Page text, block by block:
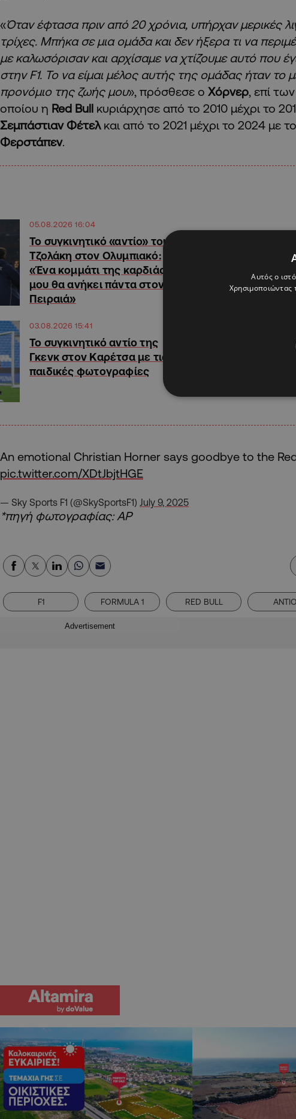
«Όταν έφτασα πριν από 20 χρόνια, υπήρχαν μερικές
τρίχες. Μπήκα σε μια ομάδα και δεν ήξερα τι να
με καλωσόρισαν και αρχίσαμε να χτίζουμε αυτό που
στην F1. Το να είμαι μέλος αυτής της ομάδας ήταν το
προνόμιο της ζωής μου», πρόσθεσε ο Χόρνερ, επί
οποίου η Red Bull κυριάρχησε από το 2010 μέχρι το
Σεμπάστιαν Φέτελκαι από το 2021 μέχρι το 2024 με
Φερστάπεν.
05.08.2026 16:04
Το συγκινητικό «αντίο» του
Τζολάκη στον Ολυμπιακό:
«Ένα κομμάτι της καρδιάς
μου θα ανήκει πάντα στον
Πειραιά»
03.08.2026 15:41
Το συγκινητικό αντίο της
Γκενκ στον Καρέτσα με τις
παιδικές φωτογραφίες
An emotional Christian Horner says goodbye to the
pic.twitter.com/XDtJbjtHGE
— Sky Sports F1 (@SkySportsF1) July 9, 2025
*πηγή φωτογραφίας: AP
F1 FORMULA 1 RED BULL ΑΝΤΙΟ
Advertisement
Αυτός ο
Χρησιμοποιώντας